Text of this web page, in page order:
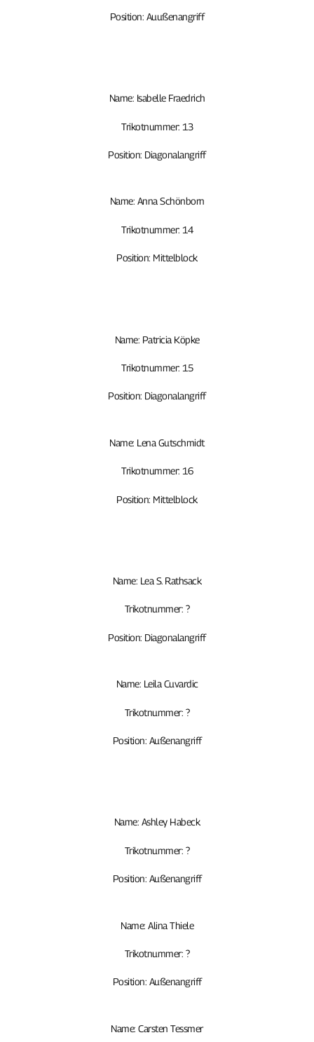
Position: Auußenangriff
Name: Isabelle Fraedrich
Trikotnummer: 13
Position: Diagonalangriff
Name: Anna Schönborn
Trikotnummer: 14
Position: Mittelblock
Name: Patricia Köpke
Trikotnummer: 15
Position: Diagonalangriff
Name: Lena Gutschmidt
Trikotnummer: 16
Position: Mittelblock
Name: Lea S. Rathsack
Trikotnummer: ?
Position: Diagonalangriff
Name: Leila Cuvardic
Trikotnummer: ?
Position: Außenangriff
Name: Ashley Habeck
Trikotnummer: ?
Position: Außenangriff
Name: Alina Thiele
Trikotnummer: ?
Position: Außenangriff
Name: Carsten Tessmer